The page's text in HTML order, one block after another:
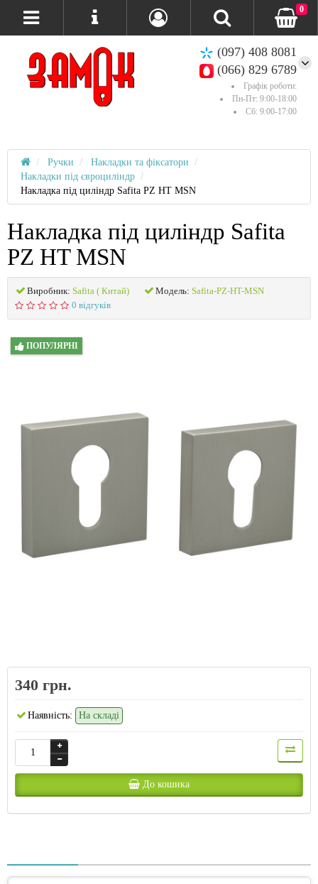
(097) 408 8081
(066) 829 6789
Графік роботи:
Пн-Пт: 9:00-18:00
Сб: 9:00-17:00
0
Ручки
Накладки та фіксатори
Накладки під євроциліндр
Накладка під циліндр Safita PZ HT MSN
Накладка під циліндр Safita
PZ HT MSN
Виробник: Safita ( Китай) Модель: Safita-PZ-HT-MSN
0 відгуків
ПОПУЛЯРНІ
340 грн.
Наявність: На складі
До кошика